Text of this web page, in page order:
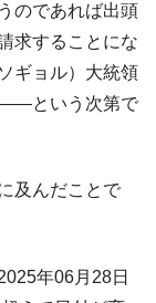
、空前の国政壟
なって抗議活
のウラで他業
て良くない。
3兆7,000億
のであれば出頭
求することにな
ギョル）大統領
――という次第で
及んだことで
年06月28日